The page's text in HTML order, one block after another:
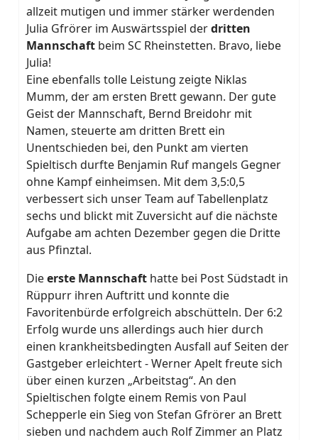
allzeit mutigen und immer stärker werdenden
Julia Gfrörer im Auswärtsspiel derdritten
Mannschaft beim SC Rheinstetten. Bravo, liebe
Julia!
Eine ebenfalls tolle Leistung zeigte Niklas
Mumm, der am ersten Brett gewann. Der gute
Geist der Mannschaft, Bernd Breidohr mit
Namen, steuerte am dritten Brett ein
Unentschieden bei, den Punkt am vierten
Spieltisch durfte Benjamin Ruf mangels Gegner
ohne Kampf einheimsen. Mit dem 3,5:0,5
verbessert sich unser Team auf Tabellenplatz
sechs und blickt mit Zuversicht auf die nächste
Aufgabe am achten Dezember gegen die Dritte
aus Pfinztal.
Dieerste Mannschaft hatte bei Post Südstadt in
Rüppurr ihren Auftritt und konnte die
Favoritenbürde erfolgreich abschütteln. Der 6:2
Erfolg wurde uns allerdings auch hier durch
einen krankheitsbedingten Ausfall auf Seiten der
Gastgeber erleichtert - Werner Apelt freute sich
über einen kurzen „Arbeitstag“. An den
Spieltischen folgte einem Remis von Paul
Schepperle ein Sieg von Stefan Gfrörer an Brett
sieben und nachdem auch Rolf Zimmer an Platz